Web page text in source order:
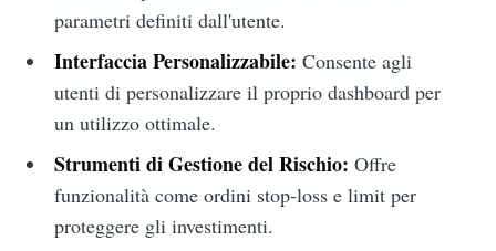
parametri definiti dall'utente.
Interfaccia Personalizzabile: Consente agli
utenti di personalizzare il proprio dashboard per
un utilizzo ottimale.
Strumenti di Gestione del Rischio: Offre
funzionalità come ordini stop-loss e limit per
proteggere gli investimenti.